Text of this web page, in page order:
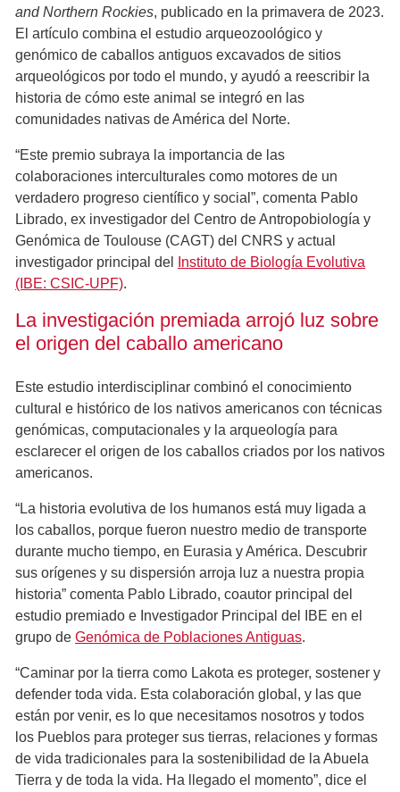
and Northern Rockies, publicado en la primavera de 2023.
El artículo combina el estudio arqueozoológico y
genómico de caballos antiguos excavados de sitios
arqueológicos por todo el mundo, y ayudó a reescribir la
historia de cómo este animal se integró en las
comunidades nativas de América del Norte.
“Este premio subraya la importancia de las
colaboraciones interculturales como motores de un
verdadero progreso científico y social”, comenta Pablo
Librado, ex investigador del Centro de Antropobiología y
Genómica de Toulouse (CAGT) del CNRS y actual
investigador principal del
Instituto de Biología Evolutiva
(IBE: CSIC-UPF).
La investigación premiada arrojó luz sobre
el origen del caballo americano
Este estudio interdisciplinar combinó el conocimiento
cultural e histórico de los nativos americanos con técnicas
genómicas, computacionales y la arqueología para
esclarecer el origen de los caballos criados por los nativos
americanos.
“La historia evolutiva de los humanos está muy ligada a
los caballos, porque fueron nuestro medio de transporte
durante mucho tiempo, en Eurasia y América. Descubrir
sus orígenes y su dispersión arroja luz a nuestra propia
historia” comenta Pablo Librado, coautor principal del
estudio premiado e Investigador Principal del IBE en el
grupo de Genómica de Poblaciones Antiguas.
“Caminar por la tierra como Lakota es proteger, sostener y
defender toda vida. Esta colaboración global, y las que
están por venir, es lo que necesitamos nosotros y todos
los Pueblos para proteger sus tierras, relaciones y formas
de vida tradicionales para la sostenibilidad de la Abuela
Tierra y de toda la vida. Ha llegado el momento”, dice el